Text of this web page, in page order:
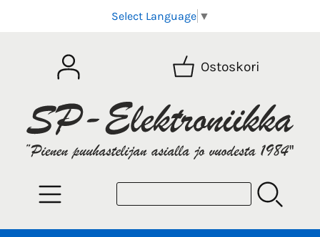
Select Language ▼
Ostoskori